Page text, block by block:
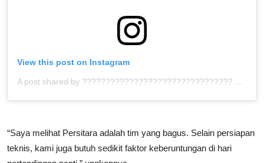
View this post on Instagram
“Saya melihat Persitara adalah tim yang bagus. Selain persiapan
teknis, kami juga butuh sedikit faktor keberuntungan di hari